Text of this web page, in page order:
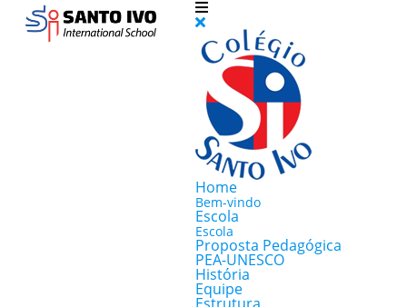
Home
Bem-vindo
Escola
Escola
Proposta Pedagógica
PEA-UNESCO
História
Equipe